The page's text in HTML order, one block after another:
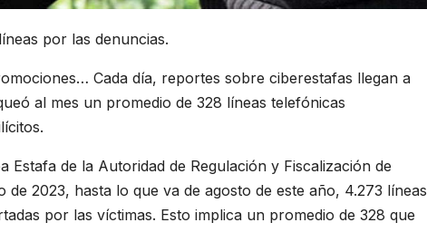
por las denuncias.
Cada día, reportes sobre ciberestafas llegan a
al mes un promedio de 328 líneas telefónicas
de la Autoridad de Regulación y Fiscalización de
de 2023, hasta lo que va de agosto de este año, 4.273 líneas
por las víctimas. Esto implica un promedio de 328 que